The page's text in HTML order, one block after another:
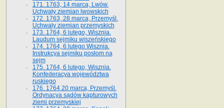
171. 1763, 14 marca, Lwów.
Uchwały ziemian lwowskich
172. 1763, 28 marca, Przemyśl.
Uchwały ziemian przemyskich
173. 1764, 6 lutego, Wisznia.
Laudum sejmiku wiszeńskiego
174. 1764, 6 lutego Wisznia.
Instrukcya sejmiku posłom na
sejm
175. 1764, 6 lutego, Wisznia.
Konfederacya województwa
ruskiego
176. 1764 20 marca, Przemyśl.
Ordynacya sądów kapturowych
ziemi przemyskiej